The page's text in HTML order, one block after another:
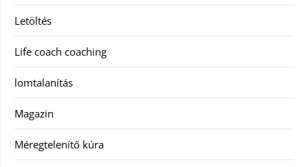
Letöltés
Life coach coaching
lomtalanítás
Magazin
Méregtelenítő kúra